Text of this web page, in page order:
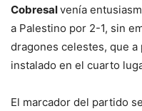
Cobresalvenía
a Palestino por 2-1, sin
dragones celestes, que
instalado en el cuarto
El marcador del partido